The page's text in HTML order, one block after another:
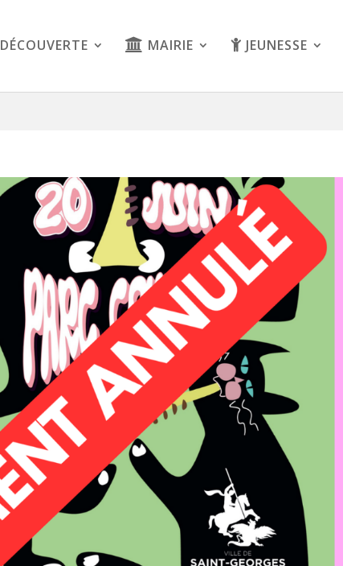
DÉCOUVERTE MAIRIE JEUNESSE